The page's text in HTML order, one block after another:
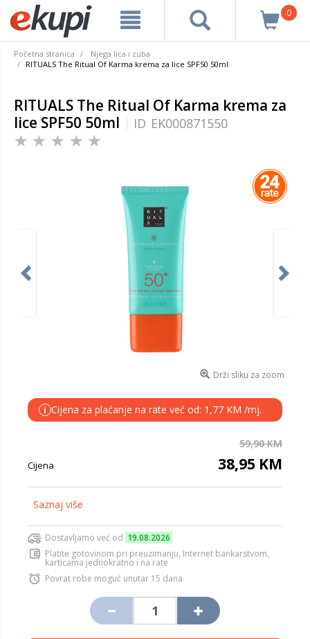
0
Početna stranica
Njega lica i zuba
RITUALS The Ritual Of Karma krema za lice SPF50 50ml
RITUALS The Ritual Of Karma krema za
lice SPF50 50ml
ID EK000871550
Drži sliku za zoom
i Cijena za plaćanje na rate već od: 1,77 KM /mj.
59,90 KM
Cijena 38,95 KM
Saznaj više
Dostavljamo već od 19.08.2026
Platite gotovinom pri preuzimanju, Internet bankarstvom,
karticama jednokratno i na rate
Povrat robe moguć unutar 15 dana